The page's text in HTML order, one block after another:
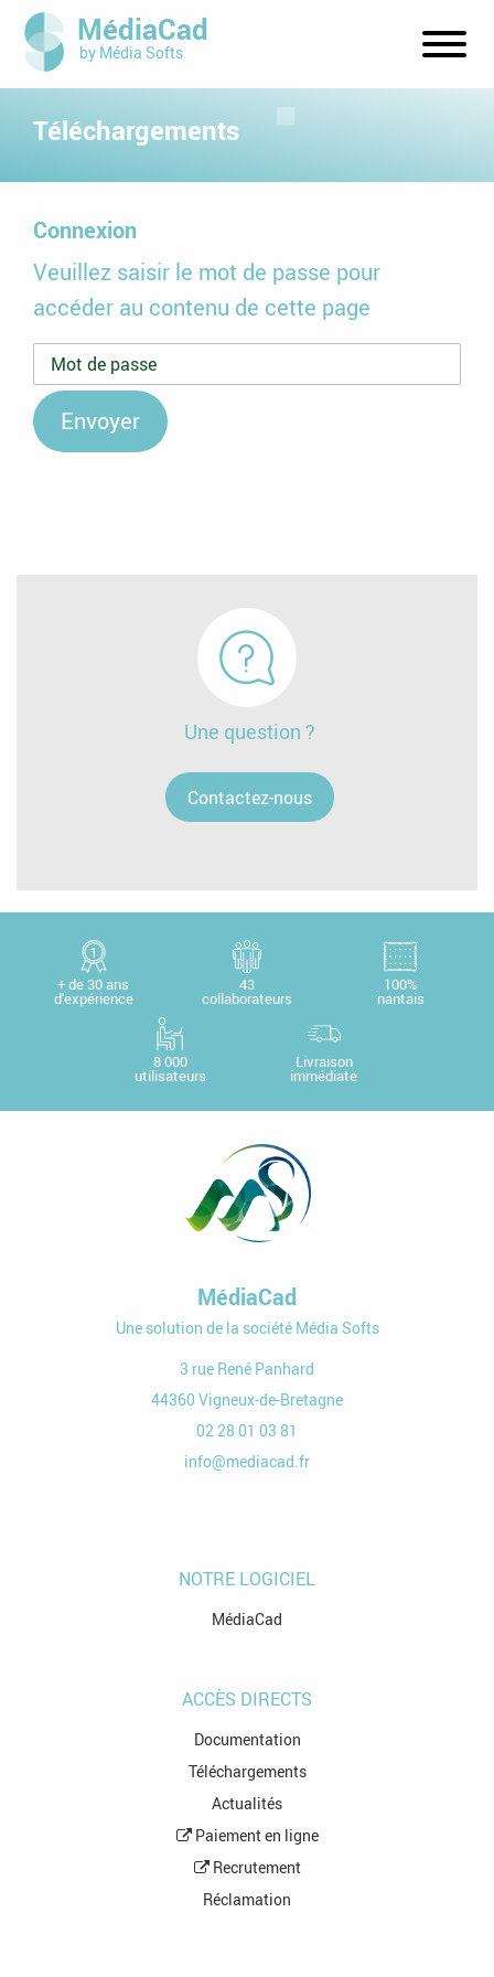
MédiaCad
by Média Softs
Téléchargements
Connexion
Veuillez saisir le mot de passe pour
accéder au contenu de cette page
Envoyer
Une question ?
Contactez-nous
+ de 30 ans
d'expérience
43
collaborateurs
100%
nantais
8 000
utilisateurs
Livraison
immédiate
MédiaCad
Une solution de la société Média Softs
3 rue René Panhard
44360 Vigneux-de-Bretagne
02 28 01 03 81
info@mediacad.fr
NOTRE LOGICIEL
MédiaCad
ACCÈS DIRECTS
Documentation
Téléchargements
Actualités
Paiement en ligne
Recrutement
Réclamation